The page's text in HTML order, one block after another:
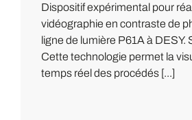
Dispositif expérimental pour
vidéographie en contraste de
ligne de lumière P61A à DESY.
Cette technologie permet la
temps réel des procédés [...]